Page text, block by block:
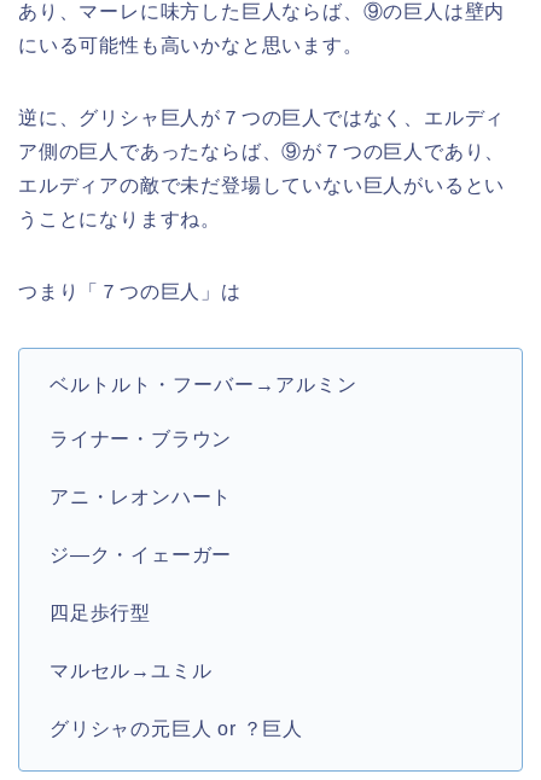
あり、マーレに味方した巨人ならば、⑨の巨人は壁内
にいる可能性も高いかなと思います。
逆に、グリシャ巨人が７つの巨人ではなく、エルディ
ア側の巨人であったならば、⑨が７つの巨人であり、
エルディアの敵で未だ登場していない巨人がいるとい
うことになりますね。
つまり「７つの巨人」は
ベルトルト・フーバー→アルミン
ライナー・ブラウン
アニ・レオンハート
ジ―ク・イェーガー
四足歩行型
マルセル→ユミル
グリシャの元巨人 or ？巨人